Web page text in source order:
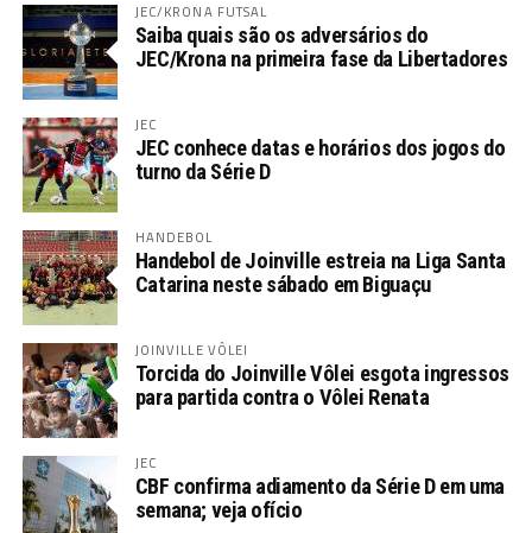
JEC/KRONA FUTSAL
Saiba quais são os adversários do
JEC/Krona na primeira fase da Libertadores
JEC
JEC conhece datas e horários dos jogos do
turno da Série D
HANDEBOL
Handebol de Joinville estreia na Liga Santa
Catarina neste sábado em Biguaçu
JOINVILLE VÔLEI
Torcida do Joinville Vôlei esgota ingressos
para partida contra o Vôlei Renata
JEC
CBF confirma adiamento da Série D em uma
semana; veja ofício